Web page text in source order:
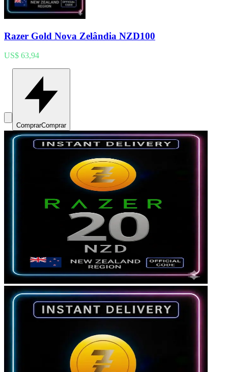
Razer Gold Nova Zelândia NZD100
US$ 63,94
ComprarComprar